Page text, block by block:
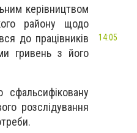
керівництвом
району щодо
до працівників
гривень з його
розслідування
14:05